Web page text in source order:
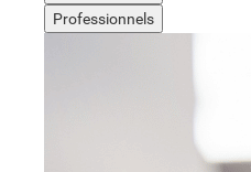
Professionnels